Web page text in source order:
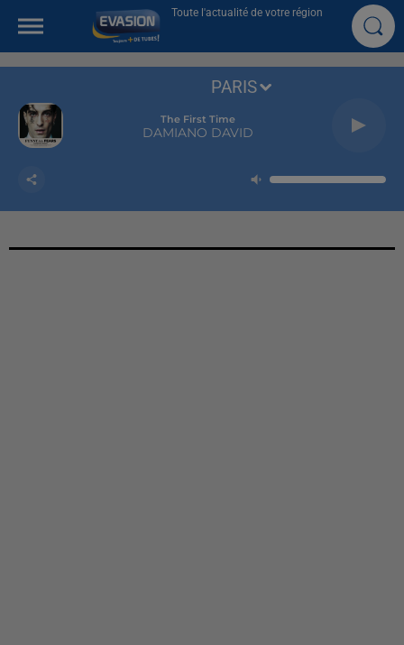
Toute l'actualité de votre région
The First Time
DAMIANO DAVID
PARIS